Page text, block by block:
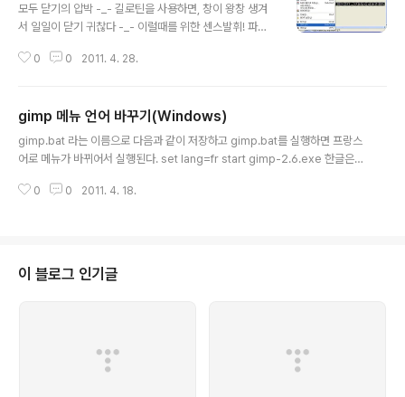
모두 닫기의 압박 -_- 길로틴을 사용하면, 창이 왕창 생겨
서 일일이 닫기 귀찮다 -_- 이럴때를 위한 센스발휘! 파일
MP로 손쉽게 이미지를 토막내자 +_+
0 0 2011. 4. 28.
gimp 메뉴 언어 바꾸기(Windows)
gimp.bat 라는 이름으로 다음과 같이 저장하고 gimp.bat를 실행하면 프랑스
어로 메뉴가 바뀌어서 실행된다. set lang=fr start gimp-2.6.exe 한글은 k
에 넣어주면 된다. [링크 : http://ketil.froyn.name/gimp-language.html]
0 0 2011. 4. 18.
이 블로그 인기글